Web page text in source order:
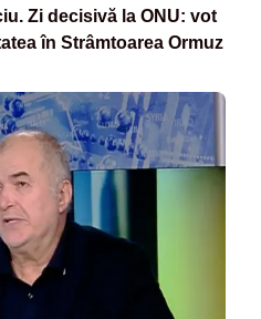
Zi decisivă la ONU: vot
în Strâmtoarea Ormuz